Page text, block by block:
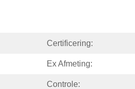
Certificering:
Ex Afmeting:
Controle: